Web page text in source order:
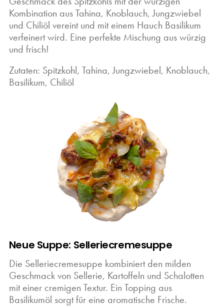
Kombination aus Tahina, Knoblauch, Jungzwiebel
und Chiliöl vereint und mit einem Hauch Basilikum
verfeinert wird. Eine perfekte Mischung aus würzig
und frisch!
Zutaten: Spitzkohl, Tahina, Jungzwiebel, Knoblauch,
Basilikum, Chiliöl
Neue Suppe: Selleriecremesuppe
Die Selleriecremesuppe kombiniert den milden
Geschmack von Sellerie, Kartoffeln und Schalotten
mit einer cremigen Textur. Ein Topping aus
Basilikumöl sorgt für eine aromatische Frische.